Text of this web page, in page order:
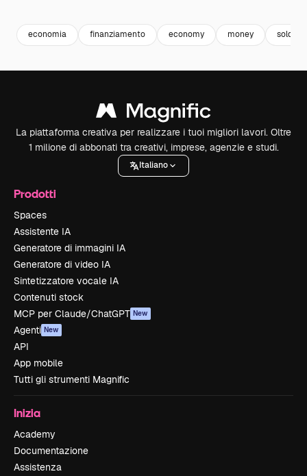
economia finanziamento economy money soldi
La piattaforma creativa per realizzare i tuoi migliori lavori. Oltre
1 milione di abbonati tra creativi, imprese, agenzie e studi.
Italiano
Prodotti
Spaces
Assistente IA
Generatore di immagini IA
Generatore di video IA
Sintetizzatore vocale IA
Contenuti stock
MCP per Claude/ChatGPT New
Agenti New
API
App mobile
Tutti gli strumenti Magnific
Inizia
Academy
Documentazione
Assistenza